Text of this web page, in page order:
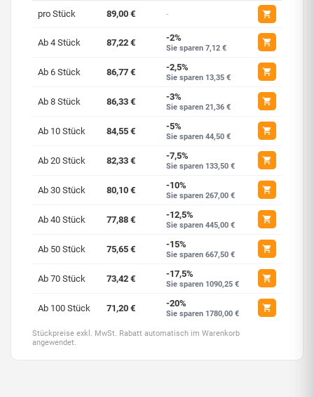
pro Stück 89,00 € -
Ab 4 Stück 87,22 € -2%
Sie sparen 7,12 €
Ab 6 Stück 86,77 € -2,5%
Sie sparen 13,35 €
Ab 8 Stück 86,33 € -3%
Sie sparen 21,36 €
Ab 10 Stück 84,55 € -5%
Sie sparen 44,50 €
Ab 20 Stück 82,33 € -7,5%
Sie sparen 133,50 €
Ab 30 Stück 80,10 € -10%
Sie sparen 267,00 €
Ab 40 Stück 77,88 € -12,5%
Sie sparen 445,00 €
Ab 50 Stück 75,65 € -15%
Sie sparen 667,50 €
Ab 70 Stück 73,42 € -17,5%
Sie sparen 1090,25 €
Ab 100 Stück 71,20 € -20%
Sie sparen 1780,00 €
Stückpreise exkl. MwSt. Rabatt automatisch im Warenkorb
angewendet.